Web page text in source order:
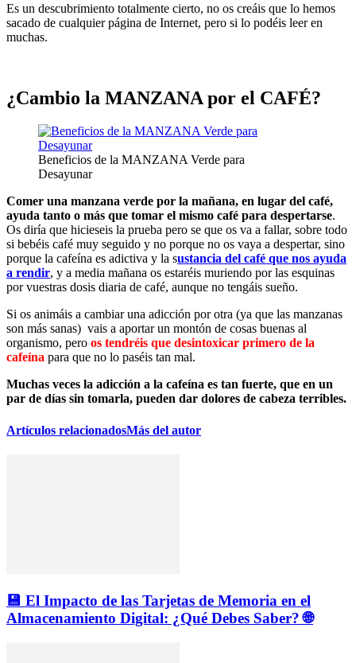
Es un descubrimiento totalmente cierto, no os creáis que lo hemos
sacado de cualquier página de Internet, pero si lo podéis leer en
muchas.
¿Cambio la MANZANA por el CAFÉ?
Beneficios de la MANZANA Verde para
Desayunar
Comer una manzana verde por la mañana, en lugar del café,
ayuda tanto o más que tomar el mismo café para despertarse.
Os diría que hicieseis la prueba pero se que os va a fallar, sobre todo
si bebéis café muy seguido y no porque no os vaya a despertar, sino
porque la cafeína es adictiva y la sustancia del café que nos ayuda
a rendir, y a media mañana os estaréis muriendo por las esquinas
por vuestras dosis diaria de café, aunque no tengáis sueño.
Si os animáis a cambiar una adicción por otra (ya que las manzanas
son más sanas) vais a aportar un montón de cosas buenas al
organismo, pero os tendréis que desintoxicar primero de la
cafeína para que no lo paséis tan mal.
Muchas veces la adicción a la cafeína es tan fuerte, que en un
par de días sin tomarla, pueden dar dolores de cabeza terribles.
Artículos relacionadosMás del autor
💾 El Impacto de las Tarjetas de Memoria en el
Almacenamiento Digital: ¿Qué Debes Saber? 🌐